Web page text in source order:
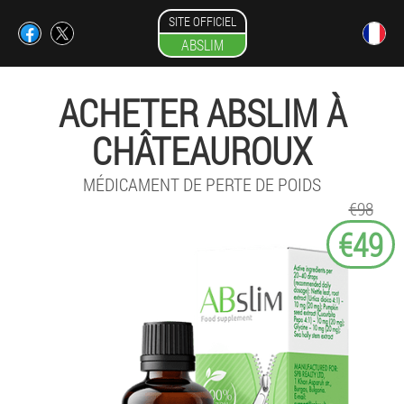
SITE OFFICIEL
ABSLIM
ACHETER ABSLIM À
CHÂTEAUROUX
MÉDICAMENT DE PERTE DE POIDS
€98
€49